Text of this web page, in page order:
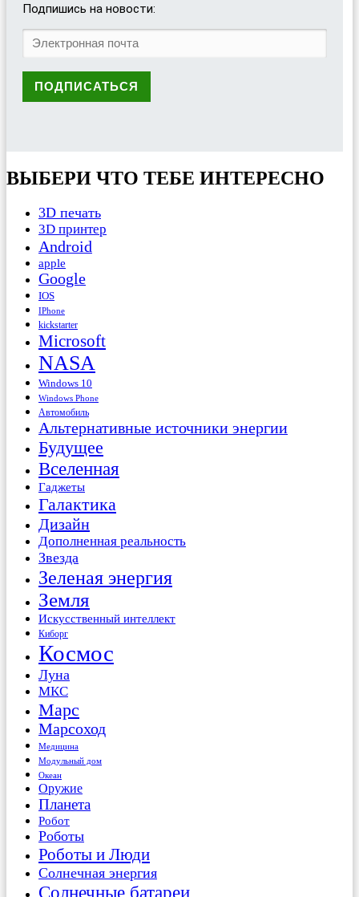
Подпишись на новости:
ВЫБЕРИ ЧТО ТЕБЕ ИНТЕРЕСНО
3D печать
3D принтер
Android
apple
Google
IOS
IPhone
kickstarter
Microsoft
NASA
Windows 10
Windows Phone
Автомобиль
Альтернативные источники энергии
Будущее
Вселенная
Гаджеты
Галактика
Дизайн
Дополненная реальность
Звезда
Зеленая энергия
Земля
Искусственный интеллект
Киборг
Космос
Луна
МКС
Марс
Марсоход
Медицина
Модульный дом
Океан
Оружие
Планета
Робот
Роботы
Роботы и Люди
Солнечная энергия
Солнечные батареи